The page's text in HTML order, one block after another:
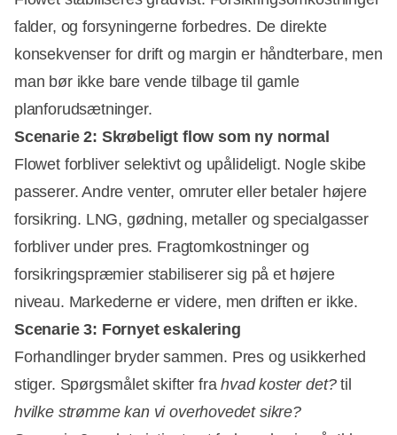
falder, og forsyningerne forbedres. De direkte
konsekvenser for drift og margin er håndterbare, men
man bør ikke bare vende tilbage til gamle
planforudsætninger.
Scenarie 2: Skrøbeligt flow som ny normal
Flowet forbliver selektivt og upålideligt. Nogle skibe
passerer. Andre venter, omruter eller betaler højere
forsikring. LNG, gødning, metaller og specialgasser
forbliver under pres. Fragtomkostninger og
forsikringspræmier stabiliserer sig på et højere
niveau. Markederne er videre, men driften er ikke.
Scenarie 3: Fornyet eskalering
Forhandlinger bryder sammen. Pres og usikkerhed
stiger. Spørgsmålet skifter frahvad koster det?til
hvilke strømme kan vi overhovedet sikre?